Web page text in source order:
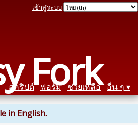
Fork
เข้าสู่ระบบ
สคริปต์ ฟอรัม ช่วยเหลือ อื่น ๆ
in English.